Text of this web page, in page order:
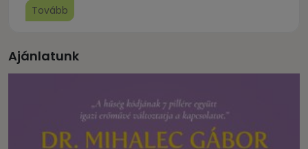
imaséta állomásainak szövegeiben egy rejtvény is
megbújik. A helyes megfejtés a sétány végén
(egyszeri alkalommal) ajándék kávét vagy teát ér,
Tovább
Ajánlatunk